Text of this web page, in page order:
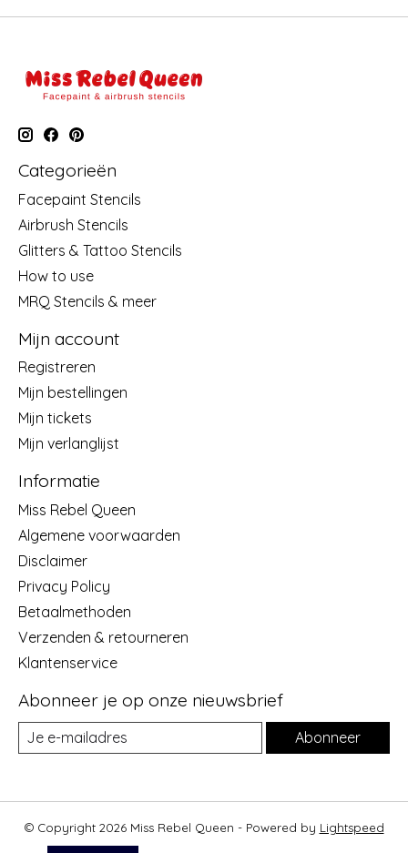
Categorieën
Facepaint Stencils
Airbrush Stencils
Glitters & Tattoo Stencils
How to use
MRQ Stencils & meer
Mijn account
Registreren
Mijn bestellingen
Mijn tickets
Mijn verlanglijst
Informatie
Miss Rebel Queen
Algemene voorwaarden
Disclaimer
Privacy Policy
Betaalmethoden
Verzenden & retourneren
Klantenservice
Abonneer je op onze nieuwsbrief
Abonneer
© Copyright 2026 Miss Rebel Queen - Powered by Lightspeed